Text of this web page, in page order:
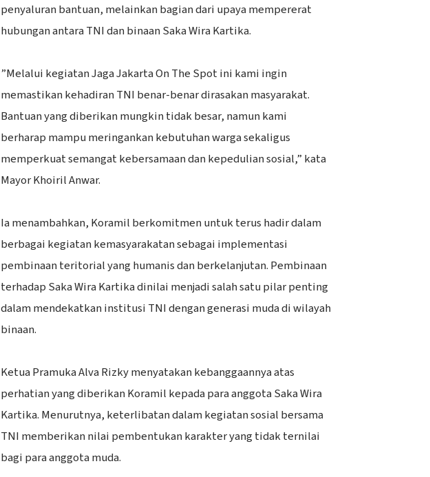
penyaluran bantuan, melainkan bagian dari upaya mempererat
hubungan antara TNI dan binaan Saka Wira Kartika.
‎”Melalui kegiatan Jaga Jakarta On The Spot ini kami ingin
memastikan kehadiran TNI benar-benar dirasakan masyarakat.
Bantuan yang diberikan mungkin tidak besar, namun kami
berharap mampu meringankan kebutuhan warga sekaligus
memperkuat semangat kebersamaan dan kepedulian sosial,” kata
Mayor Khoiril Anwar.
‎Ia menambahkan, Koramil berkomitmen untuk terus hadir dalam
berbagai kegiatan kemasyarakatan sebagai implementasi
pembinaan teritorial yang humanis dan berkelanjutan. Pembinaan
terhadap Saka Wira Kartika dinilai menjadi salah satu pilar penting
dalam mendekatkan institusi TNI dengan generasi muda di wilayah
binaan.
‎Ketua Pramuka Alva Rizky menyatakan kebanggaannya atas
perhatian yang diberikan Koramil kepada para anggota Saka Wira
Kartika. Menurutnya, keterlibatan dalam kegiatan sosial bersama
TNI memberikan nilai pembentukan karakter yang tidak ternilai
bagi para anggota muda.